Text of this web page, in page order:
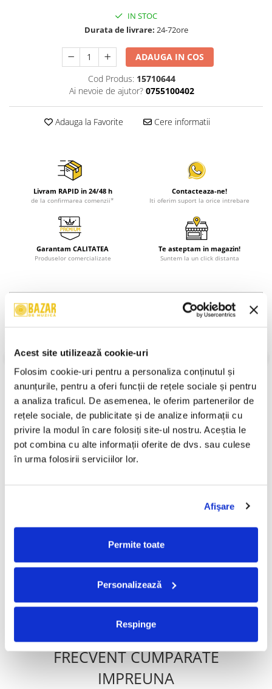
Acest site utilizează cookie-uri
Folosim cookie-uri pentru a personaliza conținutul și
anunțurile, pentru a oferi funcții de rețele sociale și pentru
a analiza traficul. De asemenea, le oferim partenerilor de
rețele sociale, de publicitate și de analize informații cu
privire la modul în care folosiți site-ul nostru. Aceștia le
pot combina cu alte informații oferite de dvs. sau culese
în urma folosirii serviciilor lor.
Afişare
Permite toate
Personalizează
Respinge
IN STOC
Durata de livrare: 24-72ore
ADAUGA IN COS
Cod Produs: 15710644
Ai nevoie de ajutor? 0755100402
Adauga la Favorite Cere informatii
Livram RAPID in 24/48 h
de la confirmarea comenzii*
Contacteaza-ne!
Iti oferim suport la orice intrebare
Garantam CALITATEA
Produselor comercializate
Te asteptam in magazin!
Suntem la un click distanta
Descriere
An Lansare:-
Stare Disc:Mint (M)
Stare Coperta:Near Mint (NM or M-)
Informatii conformitate produs
Review-uri(0)
Ștefan Hrușcă - La Săvârșitu
Lumii, (Casetă Audio)
34,99 Lei
Adela Popescu - Iubire Ca In
Filme, (Casetă Audio)
27,99 Lei
FRECVENT CUMPARATE
IMPREUNA